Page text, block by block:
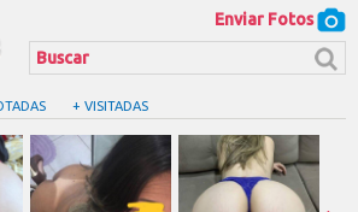
Enviar Fotos
+ VISITADAS